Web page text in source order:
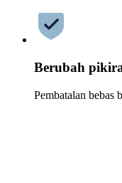
Berubah
Pembatalan bebas